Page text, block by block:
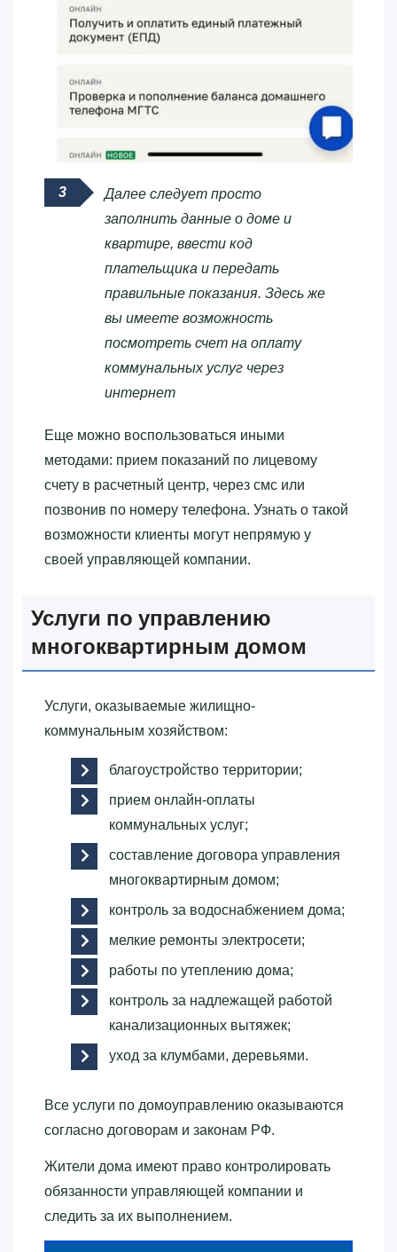
Далее следует просто
заполнить данные о доме и
квартире, ввести код
плательщика и передать
правильные показания. Здесь же
вы имеете возможность
посмотреть счет на оплату
коммунальных услуг через
интернет
Еще можно воспользоваться иными
методами: прием показаний по лицевому
счету в расчетный центр, через смс или
позвонив по номеру телефона. Узнать о такой
возможности клиенты могут непрямую у
своей управляющей компании.
Услуги по управлению
многоквартирным домом
Услуги, оказываемые жилищно-
коммунальным хозяйством:
благоустройство территории;
прием онлайн-оплаты
коммунальных услуг;
составление договора управления
многоквартирным домом;
контроль за водоснабжением дома;
мелкие ремонты электросети;
работы по утеплению дома;
контроль за надлежащей работой
канализационных вытяжек;
уход за клумбами, деревьями.
Все услуги по домоуправлению оказываются
согласно договорам и законам РФ.
Жители дома имеют право контролировать
обязанности управляющей компании и
следить за их выполнением.